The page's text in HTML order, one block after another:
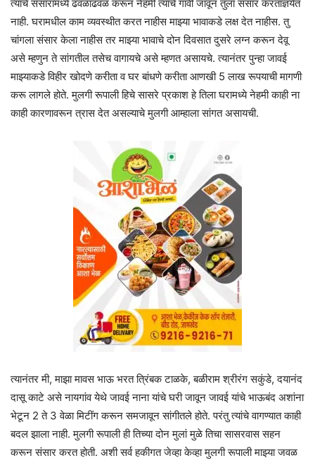
त्यांचे संसारामध्ये ढवळाढवळ करून नेहमी त्यांचे गावी जावून तुला संसार करताज्ञयेत
नाही. घरामधील काम व्यवस्थीत करत नाहीस माझ्या भावाकडे लक्ष देत नाहीस. तु
चांगला संसार केला नाहीस तर माझ्या भावाचे दोन दिवसात दुसरे लग्न करून देवू
असे म्हणुन ते सांगतील तसेच वागायचे असे म्हणत असायचे. त्यानंतर पुन्हा जावई
माझ्याकडे विहीर खोदणे करीता व घर बांधणे करीता आणखी 5 लाख रूपयाची मागणी
करू लागले होते. मुलगी रूपाली हिचे सासरे प्रकाश हे तिला घरामध्ये नेहमी काही ना
काही कारणावरून त्रास देत असल्याचे मुलगी आम्हाला सांगत असायची.
त्यानंतर मी, माझा मावस भाऊ भरत त्रिंबक टाळके, बळीराम श्रीरंग सकुंडे, दयानंद
दासू काटे असे नायगांव येथे जावई नाना यांचे घरी जावून जावई यांचे भाऊबंद अशांना
भेटून 2 ते 3 वेळा मिटींग करून समजावून सांगीतले होते. परंतु त्यांचे वागण्यात काही
बदल झाला नाही. मुलगी रूपाली ही तिच्या दोन मुलां मुळे तिचा सासरवास सहन
करून संसार करत होती. अशी सर्व हकीगत जेव्हा केव्हा मुलगी रूपाली माझ्या जवळ